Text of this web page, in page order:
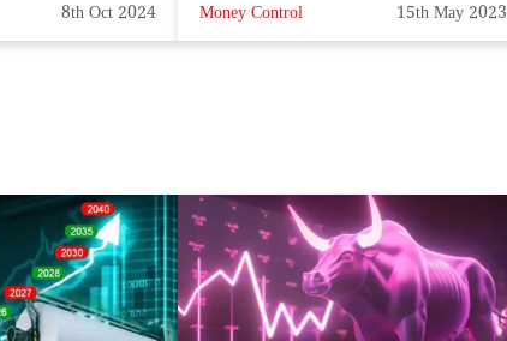
8th Oct 2024 Money Control 15th May 2023